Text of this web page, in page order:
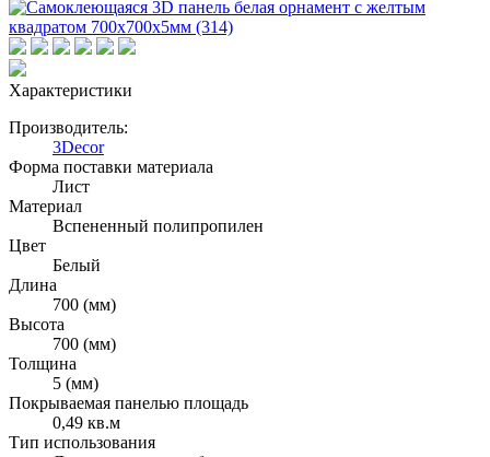
Характеристики
Производитель:
3Decor
Форма поставки материала
Лист
Материал
Вспененный полипропилен
Цвет
Белый
Длина
700 (мм)
Высота
700 (мм)
Толщина
5 (мм)
Покрываемая панелью площадь
0,49 кв.м
Тип использования